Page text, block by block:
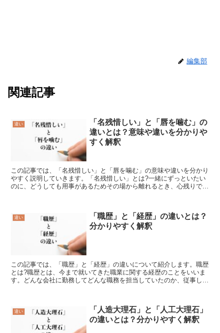
編集部
関連記事
違い
「名残惜しい」と「唇を噛む」の
違いとは？意味や違いを分かりや
すく解釈
この記事では、「名残惜しい」と「唇を噛む」の意味や違いを分かり
やすく説明していきます。「名残惜しい」とは?一緒にずっといたい
のに、どうしても用事があるためその場から離れるとき、心残りであ
違い
「職歴」と「経歴」の違いとは？
分かりやすく解釈
この記事では、「職歴」と「経歴」の違いについて紹介します。職歴
とは?職歴とは、今まで就いてきた職業に関する経歴のことをいいま
す。どんな会社に勤務してどんな職務を担当していたのか、従事して
違い
「人造大理石」と「人工大理石」
の違いとは？分かりやすく解釈